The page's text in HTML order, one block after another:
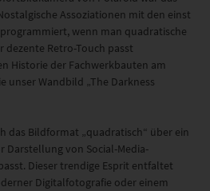
Assoziationen mit den einst
wenn man quadratische
dezente Retro-Touch passt
Historie der Fachwerkbauten am
unser Wandbild „The Darkness
das Bildformat „quadratisch“ über ein
Darstellung von Social-Media-
Dieser trendige Esprit entfaltet
Digitalfotografie oder einem